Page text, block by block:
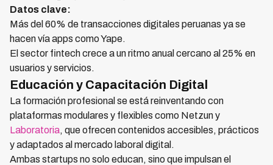
Datos clave:
Más del 60% de transacciones digitales peruanas ya se
hacen vía apps como Yape.
El sector fintech crece a un ritmo anual cercano al 25% en
usuarios y servicios.
Educación y Capacitación Digital
La formación profesional se está reinventando con
plataformas modulares y flexibles como Netzun y
Laboratoria, que ofrecen contenidos accesibles, prácticos
y adaptados al mercado laboral digital.
Ambas startups no solo educan, sino que impulsan el